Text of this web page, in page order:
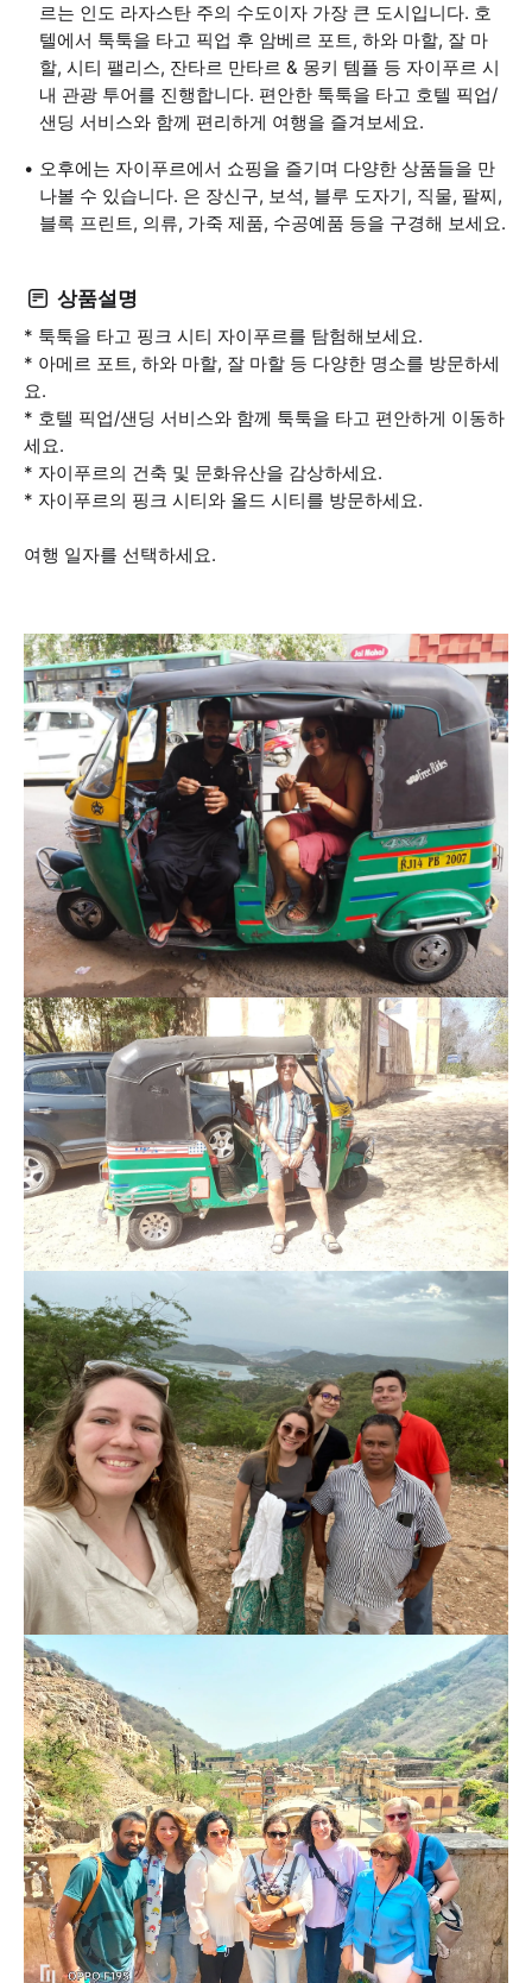
르는 인도 라자스탄 주의 수도이자 가장 큰 도시입니다. 호
텔에서 툭툭을 타고 픽업 후 암베르 포트, 하와 마할, 잘 마
할, 시티 팰리스, 잔타르 만타르 & 몽키 템플 등 자이푸르 시
내 관광 투어를 진행합니다. 편안한 툭툭을 타고 호텔 픽업/
샌딩 서비스와 함께 편리하게 여행을 즐겨보세요.
오후에는 자이푸르에서 쇼핑을 즐기며 다양한 상품들을 만
나볼 수 있습니다. 은 장신구, 보석, 블루 도자기, 직물, 팔찌,
블록 프린트, 의류, 가죽 제품, 수공예품 등을 구경해 보세요.
상품설명
* 툭툭을 타고 핑크 시티 자이푸르를 탐험해보세요.
* 아메르 포트, 하와 마할, 잘 마할 등 다양한 명소를 방문하세
요.
* 호텔 픽업/샌딩 서비스와 함께 툭툭을 타고 편안하게 이동하
세요.
* 자이푸르의 건축 및 문화유산을 감상하세요.
* 자이푸르의 핑크 시티와 올드 시티를 방문하세요.
여행 일자를 선택하세요.